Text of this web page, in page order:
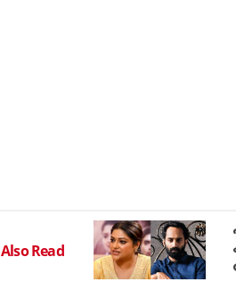
Also Read